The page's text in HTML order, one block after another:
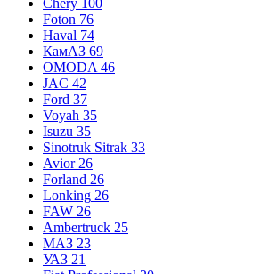
Chery 100
Foton 76
Haval 74
КамАЗ 69
OMODA 46
JAC 42
Ford 37
Voyah 35
Isuzu 35
Sinotruk Sitrak 33
Avior 26
Forland 26
Lonking 26
FAW 26
Ambertruck 25
МАЗ 23
УАЗ 21